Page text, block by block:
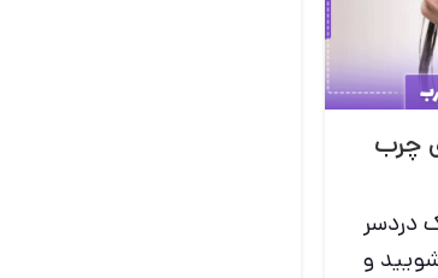
چرب
دردسر
و